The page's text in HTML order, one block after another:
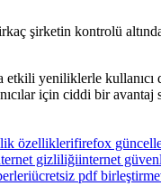
şirketin kontrolü
yeniliklerle
için ciddi bir avantaj
özelliklerifirefox
gizliliğiinternet
ücretsiz pdf birleştirme